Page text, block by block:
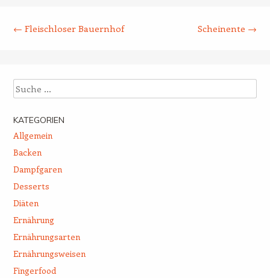
← Fleischloser Bauernhof Scheinente →
Suche
KATEGORIEN
Allgemein
Backen
Dampfgaren
Desserts
Diäten
Ernährung
Ernährungsarten
Ernährungsweisen
Fingerfood